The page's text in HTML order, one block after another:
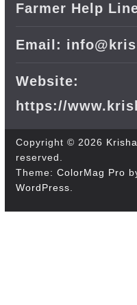
Farmer Help
Email:
Website:
https://
Copyright © 2026
reserved.
Theme: ColorMag Pro
WordPress